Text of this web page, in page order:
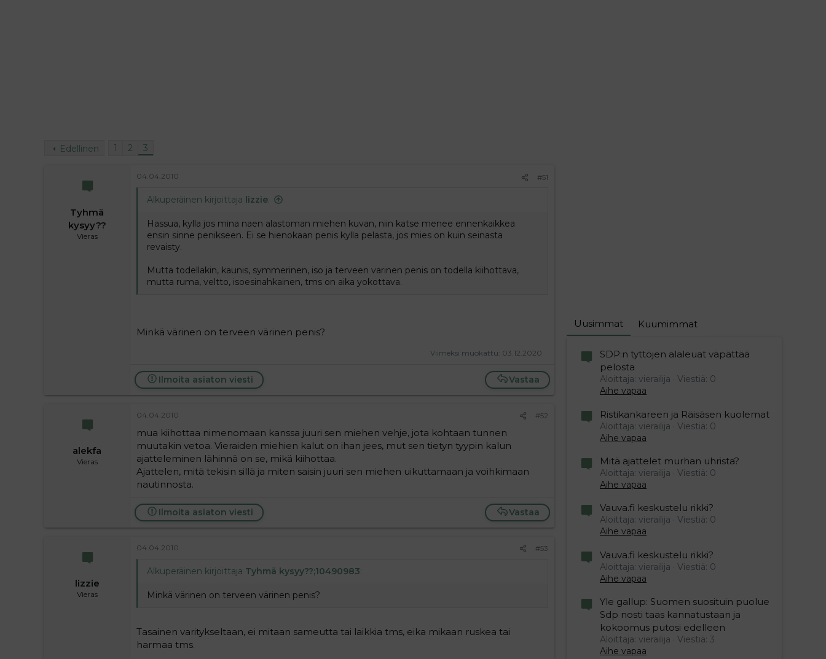
Edellinen 1 2 3
Tyhmä
kysyy??
Vieras
04.04.2010 #51
Alkuperäinen kirjoittaja lizzie:
Hassua, kylla jos mina naen alastoman miehen kuvan, niin katse menee ennenkaikkea
ensin sinne penikseen. Ei se hienokaan penis kylla pelasta, jos mies on kuin seinasta
revaisty.
Mutta todellakin, kaunis, symmerinen, iso ja terveen varinen penis on todella kiihottava,
mutta ruma, veltto, isoesinahkainen, tms on aika yokottava.
Minkä värinen on terveen värinen penis?
Viimeksi muokattu: 03.12.2020
Vastaa
Ilmoita asiaton viesti
alekfa
Vieras
04.04.2010 #52
mua kiihottaa nimenomaan kanssa juuri sen miehen vehje, jota kohtaan tunnen
muutakin vetoa. Vieraiden miehien kalut on ihan jees, mut sen tietyn tyypin kalun
ajatteleminen lähinnä on se, mikä kiihottaa.
Ajattelen, mitä tekisin sillä ja miten saisin juuri sen miehen uikuttamaan ja voihkimaan
nautinnosta.
Vastaa
Ilmoita asiaton viesti
lizzie
Vieras
04.04.2010 #53
Alkuperäinen kirjoittaja Tyhmä kysyy??;10490983:
Minkä värinen on terveen värinen penis?
Tasainen varitykseltaan, ei mitaan sameutta tai laikkia tms, eika mikaan ruskea tai
harmaa tms.
Uusimmat Kuumimmat
SDP:n tyttöjen alaleuat väpättää
pelosta
Aloittaja: vierailija
Viestiä: 0
Aihe vapaa
Ristikankareen ja Räisäsen kuolemat
Aloittaja: vierailija
Viestiä: 0
Aihe vapaa
Mitä ajattelet murhan uhrista?
Aloittaja: vierailija
Viestiä: 0
Aihe vapaa
Vauva.fi keskustelu rikki?
Aloittaja: vierailija
Viestiä: 0
Aihe vapaa
Vauva.fi keskustelu rikki?
Aloittaja: vierailija
Viestiä: 0
Aihe vapaa
Yle gallup: Suomen suosituin puolue
Sdp nosti taas kannatustaan ja
kokoomus putosi edelleen
Aloittaja: vierailija
Viestiä: 3
Aihe vapaa